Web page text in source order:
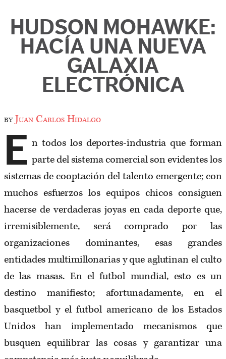
HUDSON MOHAWKE:
HACÍA UNA NUEVA
GALAXIA
ELECTRÓNICA
byJuan Carlos Hidalgo
E n todos los deportes-industria que forman
parte del sistema comercial son evidentes los
sistemas de cooptación del talento emergente; con
muchos esfuerzos los equipos chicos consiguen
hacerse de verdaderas joyas en cada deporte que,
irremisiblemente, será comprado por las
organizaciones dominantes, esas grandes
entidades multimillonarias y que aglutinan el culto
de las masas. En el futbol mundial, esto es un
destino manifiesto; afortunadamente, en el
basquetbol y el futbol americano de los Estados
Unidos han implementado mecanismos que
busquen equilibrar las cosas y garantizar una